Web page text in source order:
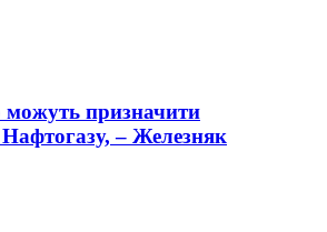
призначити
– Железняк